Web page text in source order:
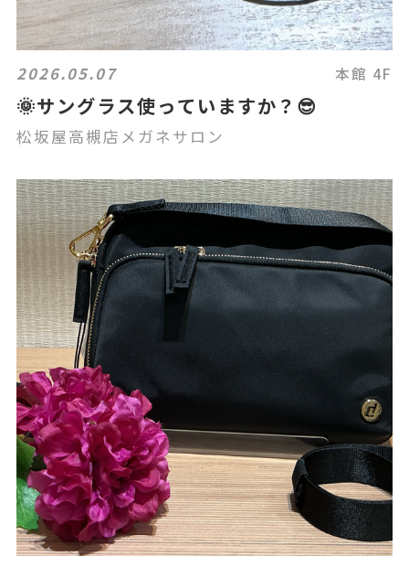
2026.05.07 本館 4F
🌞サングラス使っていますか？😎
松坂屋高槻店メガネサロン